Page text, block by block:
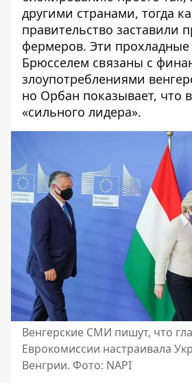
другими странами, тогда
правительство заставили
фермеров. Эти
Брюсселем связаны с
злоупотреблениями
но Орбан показывает, что
«сильного лидера».
Венгерские СМИ пишут, что
Еврокомиссии настраивала
Венгрии. Фото: NAPI